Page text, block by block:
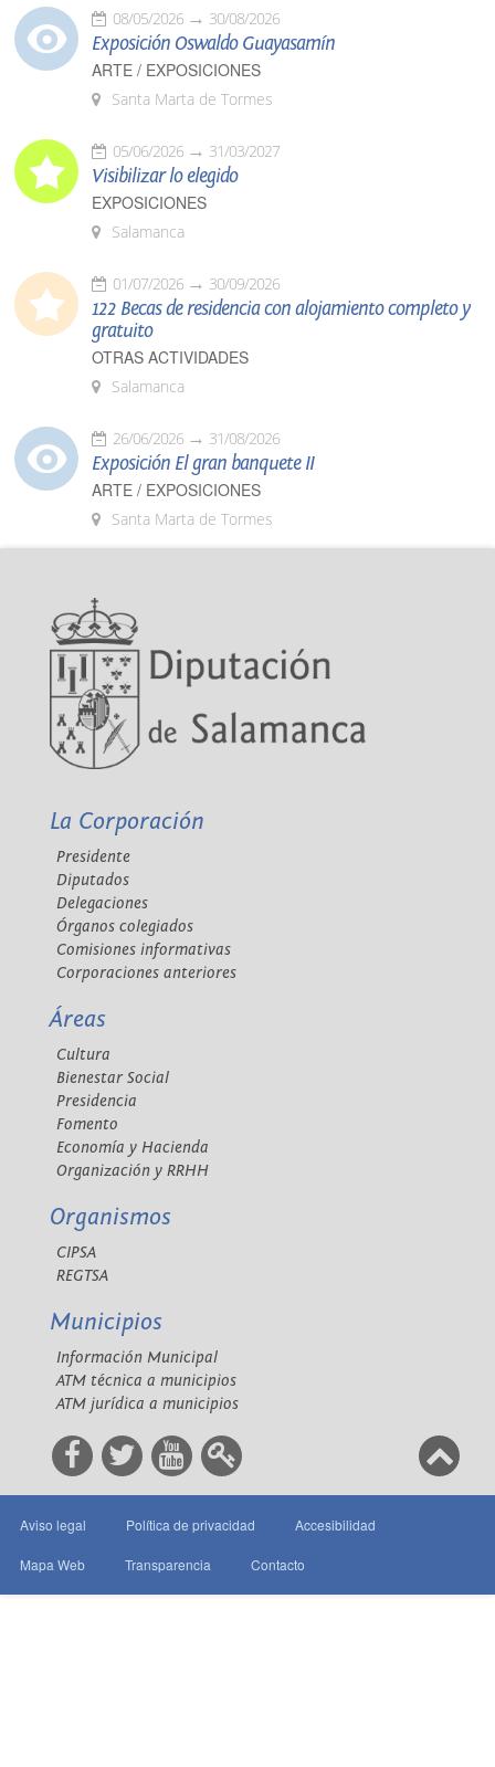
08/05/2026 30/08/2026
Exposición Oswaldo Guayasamín
ARTE / EXPOSICIONES
Santa Marta de Tormes
05/06/2026 31/03/2027
Visibilizar lo elegido
EXPOSICIONES
Salamanca
01/07/2026 30/09/2026
122 Becas de residencia con alojamiento completo y
gratuito
OTRAS ACTIVIDADES
Salamanca
26/06/2026 31/08/2026
Exposición El gran banquete II
ARTE / EXPOSICIONES
Santa Marta de Tormes
La Corporación
Presidente
Diputados
Delegaciones
Órganos colegiados
Comisiones informativas
Corporaciones anteriores
Áreas
Cultura
Bienestar Social
Presidencia
Fomento
Economía y Hacienda
Organización y RRHH
Organismos
CIPSA
REGTSA
Municipios
Información Municipal
ATM técnica a municipios
ATM jurídica a municipios
Aviso legal Política de privacidad Accesibilidad
Mapa Web Transparencia Contacto